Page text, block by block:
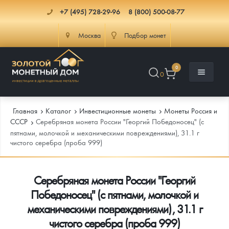
+7 (495) 728-29-96 8 (800) 500-08-77
Москва Подбор монет
0
0
Каталог
Инвестиционные монеты
Монеты Россия и СССР
Памятные и старинные монеты
Как сделать заказ
Подлинность монет
Доставка
Услуги
Главная Каталог Инвестиционные монеты
Монеты Россия и
СССР
Серебряная монета России "Георгий Победоносец" (с
пятнами, молочкой и механическими повреждениями), 31.1 г
чистого серебра (проба 999)
Серебряная монета России "Георгий
Победоносец" (с пятнами, молочкой и
механическими повреждениями), 31.1 г
чистого серебра (проба 999)